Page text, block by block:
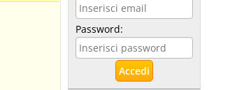
Password: